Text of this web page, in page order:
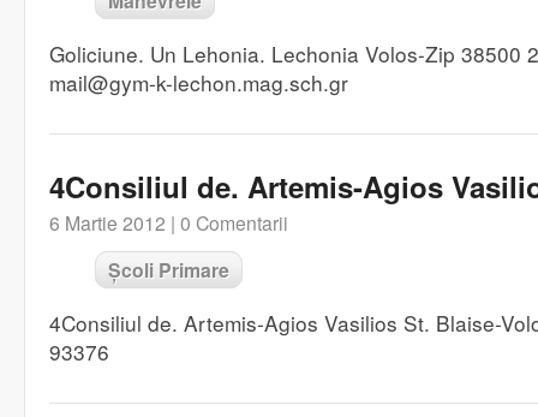
Goliciune. Un Lehonia. Lechonia Volos-Zip 38500
mail@gym-k-lechon.mag.sch.gr
4Consiliul de. Artemis-Agios
6 Martie 2012 | 0 Comentarii
Școli Primare
4Consiliul de. Artemis-Agios Vasilios St. Blaise-
93376